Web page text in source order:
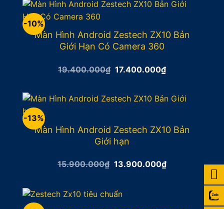
11.500.000₫.
-10%
Màn Hình Android Zestech ZX10 Bản
Giới Hạn Có Camera 360
19.400.000₫ Giá
19.400.000₫.
17.400.000₫Giá
hiện
17.400.000₫.
-13%
Màn Hình Android Zestech ZX10 Bản
Giới hạn
15.900.000₫ Giá
15.900.000₫.
13.900.000₫Giá
hiện
13.900.000₫.